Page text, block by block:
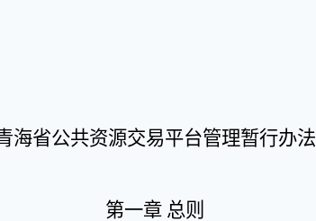
海省公共资源交易平台管理暂行办法
第一章 总则